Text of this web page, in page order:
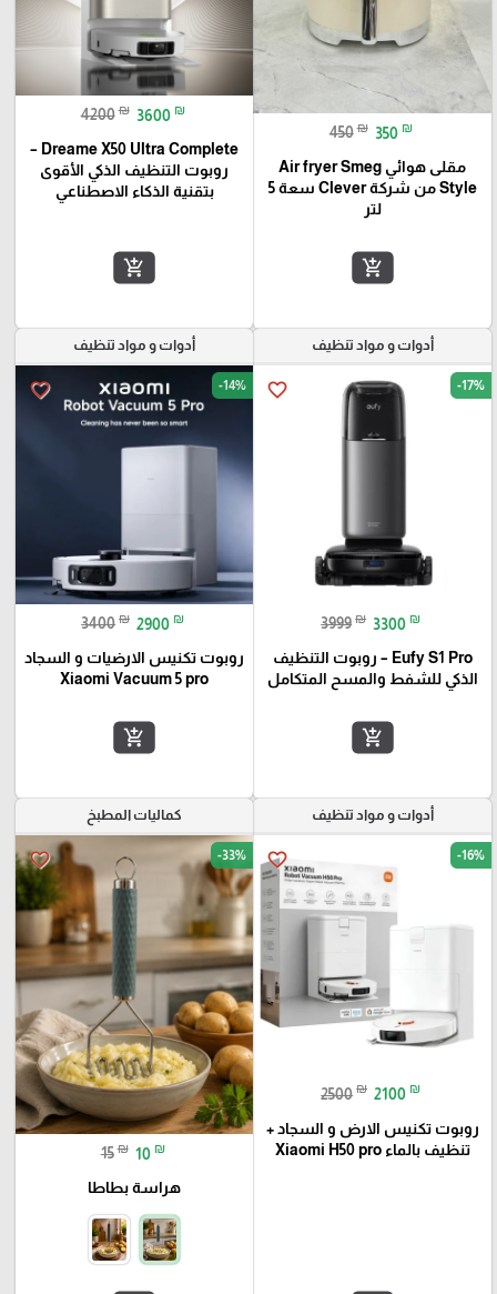
450 ₪ 350 ₪
مقلى هوائي Air fryer Smeg
Style من شركة Clever سعة 5
لتر
add_shopping_cart
4200 ₪ 3600 ₪
Dreame X50 Ultra Complete –
روبوت التنظيف الذكي الأقوى
بتقنية الذكاء الاصطناعي
add_shopping_cart
أدوات و مواد تنظيف
favorite_border -17%
3999 ₪ 3300 ₪
Eufy S1 Pro – روبوت التنظيف
الذكي للشفط والمسح المتكامل
add_shopping_cart
أدوات و مواد تنظيف
favorite_border -14%
3400 ₪ 2900 ₪
روبوت تكنيس الارضيات و السجاد
Xiaomi Vacuum 5 pro
add_shopping_cart
أدوات و مواد تنظيف
favorite_border -16%
2500 ₪ 2100 ₪
روبوت تكنيس الارض و السجاد +
تنظيف بالماء Xiaomi H50 pro
كماليات المطبخ
favorite_border -33%
15 ₪ 10 ₪
هراسة بطاطا